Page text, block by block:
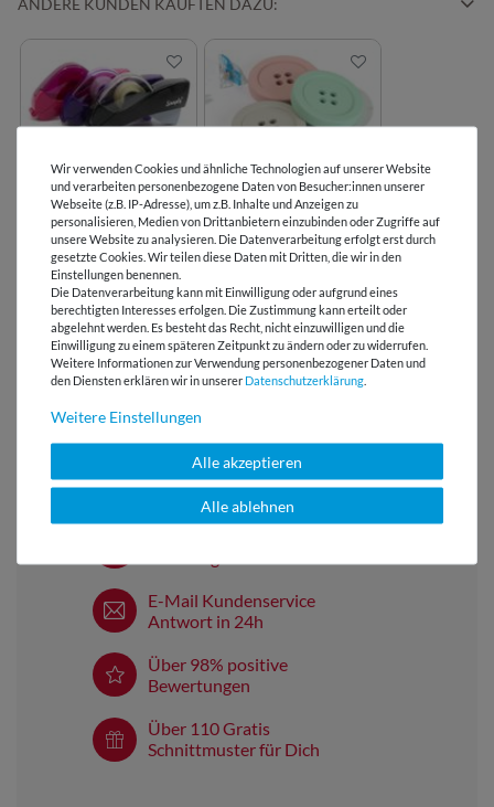
Beppi - Der
Klebebandabroller
Nähgewichte in
Knopfform
LIZENZHINWEISE
BEWERTUNGEN
HERSTELLERINFORMATIONEN
E-Mail Kundenservice
Antwort in 24h
Über 98% positive
Bewertungen
Über 110 Gratis
Schnittmuster für Dich
Wir verwenden Cookies und ähnliche Technologien auf unserer Website
und verarbeiten personenbezogene Daten von Besucher:innen unserer
Webseite (z.B. IP-Adresse), um z.B. Inhalte und Anzeigen zu
personalisieren, Medien von Drittanbietern einzubinden oder Zugriffe auf
unsere Website zu analysieren. Die Datenverarbeitung erfolgt erst durch
gesetzte Cookies. Wir teilen diese Daten mit Dritten, die wir in den
Einstellungen benennen.
Die Datenverarbeitung kann mit Einwilligung oder aufgrund eines
berechtigten Interesses erfolgen. Die Zustimmung kann erteilt oder
abgelehnt werden. Es besteht das Recht, nicht einzuwilligen und die
Einwilligung zu einem späteren Zeitpunkt zu ändern oder zu widerrufen.
Weitere Informationen zur Verwendung personenbezogener Daten und
den Diensten erklären wir in unserer Daten­schutz­erklärung
Weitere Einstellungen
Alle akzeptieren
Alle ablehnen